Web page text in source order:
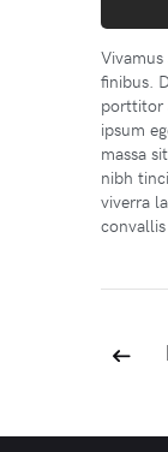
finibus.
porttitor
ipsum
massa
nibh
viverra